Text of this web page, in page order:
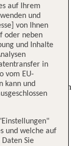
aktuellen
Der Flugstatus
sich alle 10
relevante
Sie sich auch bei
Zeiten am Flughafen
auf Ihrem
und
von Ihnen
oder neben
und Inhalte
in
vom EU-
kann und
und welche auf
Sie